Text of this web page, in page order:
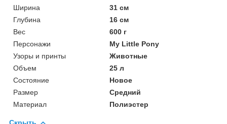
Ширина
31 см
Глубина
16 см
Вес
600 г
Персонажи
My Little Pony
Узоры и принты
Животные
Объем
25 л
Состояние
Новое
Размер
Средний
Материал
Полиэстер
Скрыть